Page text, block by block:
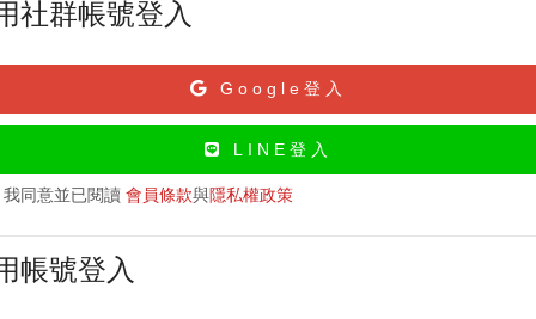
社群帳號登入
Google登入
LINE登入
我同意並已閱讀 會員條款與隱私權政策
帳號登入